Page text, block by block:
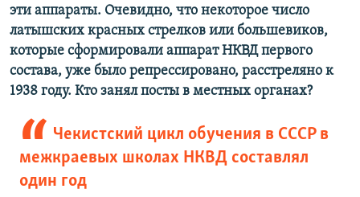
эти аппараты. Очевидно, что некоторое число
латышских красных стрелков или большевиков,
которые сформировали аппарат НКВД первого
состава, уже было репрессировано, расстреляно к
1938 году. Кто занял посты в местных органах?
Чекистский цикл обучения в СССР в
межкраевых школах НКВД составлял
один год